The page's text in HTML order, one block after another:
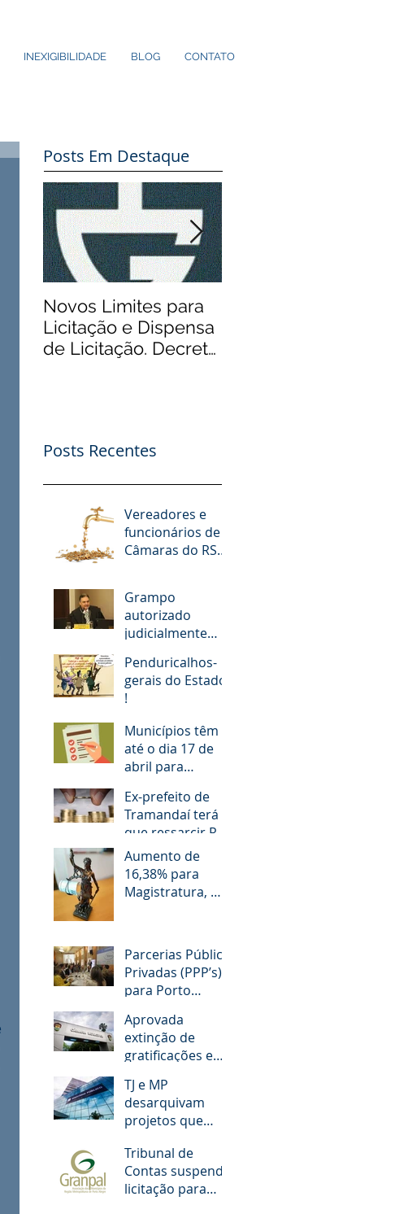
INEXIGIBILIDADE BLOG CONTATO
Posts Em Destaque
Novos Limites para
Licitação e Dispensa
de Licitação. Decreto
Posts Recentes
Vereadores e
funcionários de
Câmaras do RS
diárias; veja
situação de cada
Grampo
autorizado
judicialmente
desembargador
pedindo “vaga
fantasma” para
esposa, filho e so
Penduricalhos-
gerais do Estado
!
Municípios têm
até o dia 17 de
abril para
questionário
Ex-prefeito de
Tramandaí terá
que ressarcir R$
1,2 milhão aos
cofres públicos
Aumento de
16,38% para
Magistratura, MP,
questionado
Parcerias Público
Privadas (PPP’s)
para Porto
Aprovada
extinção de
gratificações e
servidores
municipais de
POA. O que
muda!
TJ e MP
desarquivam
projetos que
salários de juízes
e promotores
Tribunal de
Contas suspende
licitação para